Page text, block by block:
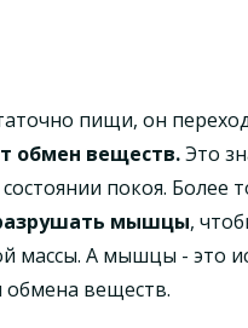
пищи, он
обмен веществ.Это
покоя. Более
мышцы,
массы. А мышцы - это
обмена веществ.